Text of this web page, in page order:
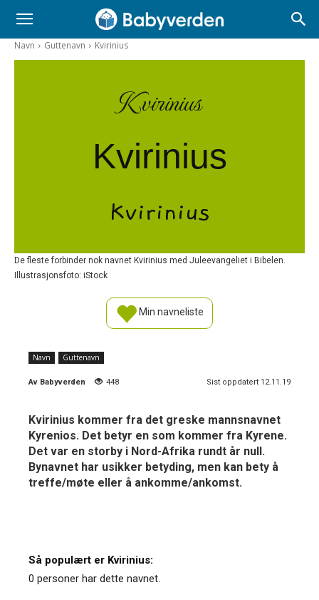
Navn Guttenavn Kvirinius
Kvirinius
Kvirinius
Kvirinius
De fleste forbinder nok navnet Kvirinius med Juleevangeliet i Bibelen.
Illustrasjonsfoto: iStock
Min navneliste
Navn Guttenavn
Av Babyverden 448 Sist oppdatert 12.11.19
Kvirinius kommer fra det greske mannsnavnet
Kyrenios. Det betyr en som kommer fra Kyrene.
Det var en storby i Nord-Afrika rundt år null.
Bynavnet har usikker betyding, men kan bety å
treffe/møte eller å ankomme/ankomst.
Så populært er Kvirinius:
0 personer har dette navnet.